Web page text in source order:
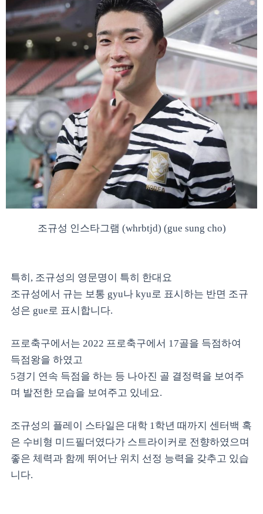
조규성 인스타그램 (whrbtjd) (gue sung cho)
특히, 조규성의 영문명이 특히 한대요
조규성에서 규는 보통 gyu나 kyu로 표시하는 반면 조규
성은 gue로 표시합니다.
프로축구에서는 2022 프로축구에서 17골을 득점하여
득점왕을 하였고
5경기 연속 득점을 하는 등 나아진 골 결정력을 보여주
며 발전한 모습을 보여주고 있네요.
조규성의 플레이 스타일은 대학 1학년 때까지 센터백 혹
은 수비형 미드필더였다가 스트라이커로 전향하였으며
좋은 체력과 함께 뛰어난 위치 선정 능력을 갖추고 있습
니다.